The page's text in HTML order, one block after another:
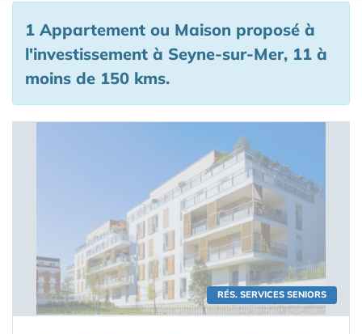
1 Appartement ou Maison proposé à
l'investissement à Seyne-sur-Mer, 11 à
moins de 150 kms.
RÉS. SERVICES SENIORS